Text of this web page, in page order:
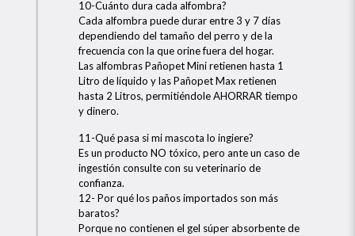
10-Cuánto dura cada alfombra?
Cada alfombra puede durar entre 3 y 7 días
dependiendo del tamaño del perro y de la
frecuencia con la que orine fuera del hogar.
Las alfombras Pañopet Mini retienen hasta 1
Litro de líquido y las Pañopet Max retienen
hasta 2 Litros, permitiéndole AHORRAR tiempo
y dinero.
11-Qué pasa si mi mascota lo ingiere?
Es un producto NO tóxico, pero ante un caso de
ingestión consulte con su veterinario de
confianza.
12- Por qué los paños importados son más
baratos?
Porque no contienen el gel súper absorbente de